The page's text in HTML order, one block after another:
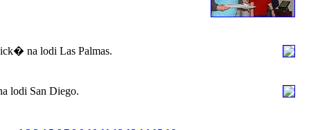
na lodi Las Palmas.
lodi San Diego.